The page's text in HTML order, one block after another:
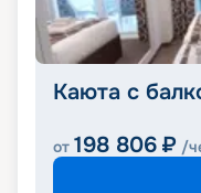
Каюта с
от 198 806 ₽ /